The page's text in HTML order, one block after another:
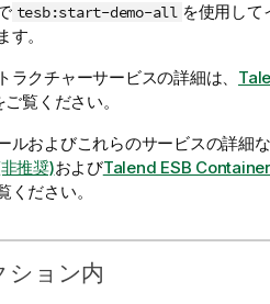
tesb:start-demo-all を使用して
す。
ラクチャーサービスの詳細は、
ご覧ください。
ルおよびこれらのサービスの詳細な
推奨)およびTalend ESB
ください。
ション内